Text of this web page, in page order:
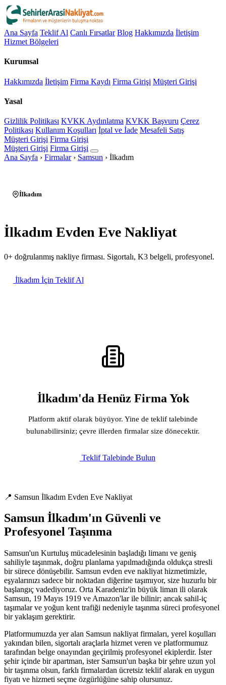
Ana Sayfa Teklif Al Canlı Fırsatlar Blog Hakkımızda İletişim
Hizmet Bölgeleri
Kurumsal
Hakkımızda İletişim Firma Kaydı Firma Girişi Müşteri Girişi
Yasal
Gizlilik Politikası KVKK Aydınlatma KVKK Başvuru Çerez
Politikası Kullanım Koşulları İptal ve İade Mesafeli Satış
Müşteri Girişi Firma Girişi
Müşteri Girişi Firma Girişi
Ana Sayfa › Firmalar › Samsun › İlkadım
İlkadım
İlkadım Evden Eve Nakliyat
0+ doğrulanmış nakliye firması. Sigortalı, K3 belgeli, profesyonel.
İlkadım İçin Teklif Al
İlkadım'da Henüz Firma Yok
Platform aktif olarak büyüyor. Yine de teklif talebinde
bulunabilirsiniz; çevre illerden firmalar size dönecektir.
Teklif Talebinde Bulun
📍 Samsun İlkadım Evden Eve Nakliyat
Samsun İlkadım'ın Güvenli ve
Profesyonel Taşınma
Samsun'un Kurtuluş mücadelesinin başladığı limanı ve geniş
sahiliyle taşınmak, doğru planlama yapılmadığında oldukça stresli
bir sürece dönüşebilir. Samsun evden eve nakliyat hizmetimizle,
eşyalarınızı sadece bir noktadan diğerine taşımıyor, size huzurlu bir
başlangıç vadediyoruz. Orta Karadeniz'in büyük liman ili olarak
Samsun, 19 Mayıs 1919 ve Amazon'lar ile bilinir; ancak sahil-iç
taşımalar ve yoğun kent trafiği nedeniyle taşınma süreci profesyonel
bir yaklaşım gerektirir.
Platformumuzda yer alan Samsun nakliyat firmaları, yerel koşulları
yakından bilen, sigortalı araçlarla hizmet veren ve platformumuz
tarafından belge onayından geçirilmiş profesyonel ekiplerdir. İster
şehir içinde bir apartman, ister Samsun'un başka bir şehre uzun yol
bir taşınma olsun, farklı firmalardan ücretsiz teklif alarak en uygun
fiyatı ve hizmeti seçme özgürlüğüne sahip olursunuz.